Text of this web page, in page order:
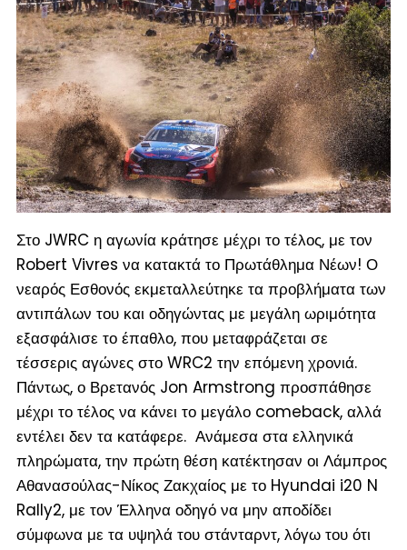
Στο JWRC η αγωνία κράτησε μέχρι το τέλος, με τον
Robert Vivres να κατακτά το Πρωτάθλημα Νέων! Ο
νεαρός Εσθονός εκμεταλλεύτηκε τα προβλήματα των
αντιπάλων του και οδηγώντας με μεγάλη ωριμότητα
εξασφάλισε το έπαθλο, που μεταφράζεται σε
τέσσερις αγώνες στο WRC2 την επόμενη χρονιά.
Πάντως, ο Βρετανός Jon Armstrong προσπάθησε
μέχρι το τέλος να κάνει το μεγάλο comeback, αλλά
εντέλει δεν τα κατάφερε. Ανάμεσα στα ελληνικά
πληρώματα, την πρώτη θέση κατέκτησαν οι Λάμπρος
Αθανασούλας-Νίκος Ζακχαίος με το Hyundai i20 N
Rally2, με τον Έλληνα οδηγό να μην αποδίδει
σύμφωνα με τα υψηλά του στάνταρντ, λόγω του ότι